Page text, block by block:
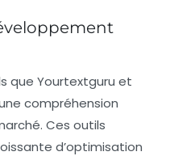
que Yourtextguru et
compréhension
Ces outils
d’optimisation